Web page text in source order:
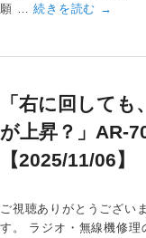
願 …続きを読む →
「右に回して
が上昇？」AR-
【2025/11/06】
ご視聴ありがとうござい
す。 ラジオ・無線機修